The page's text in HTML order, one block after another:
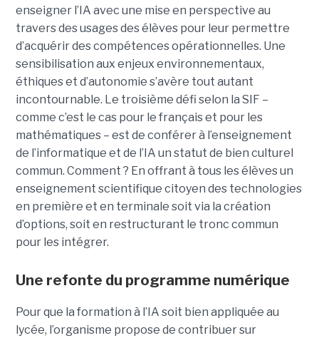
enseigner l’IA avec une mise en perspective au
travers des usages des élèves pour leur permettre
d’acquérir des compétences opérationnelles. Une
sensibilisation aux enjeux environnementaux,
éthiques et d’autonomie s’avère tout autant
incontournable. Le troisième défi selon la SIF –
comme c’est le cas pour le français et pour les
mathématiques – est de conférer à l’enseignement
de l’informatique et de l’IA un statut de bien culturel
commun. Comment ? En offrant à tous les élèves un
enseignement scientifique citoyen des technologies
en première et en terminale soit via la création
d’options, soit en restructurant le tronc commun
pour les intégrer.
Une refonte du programme numérique
Pour que la formation à l’IA soit bien appliquée au
lycée, l’organisme propose de contribuer sur